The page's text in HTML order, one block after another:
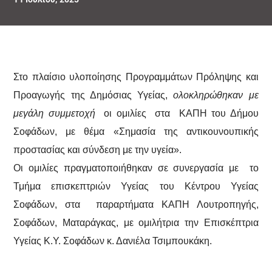
Στο πλαίσιο υλοποίησης Προγραμμάτων Πρόληψης και
Προαγωγής της Δημόσιας Υγείας,ολοκληρώθηκαν με
μεγάλη συμμετοχή
οι oμιλίες στα ΚΑΠΗ του Δήμου
Σοφάδων, με θέμα «Σημασία της αντικουνουπικής
προστασίας και σύνδεση με την υγεία».
Οι ομιλίες πραγματοποιήθηκαν σε συνεργασία με το
Τμήμα επισκεπτριών Υγείας του Κέντρου Υγείας
Σοφάδων, στα παραρτήματα ΚΑΠΗ Λουτροπηγής,
Σοφάδων, Ματαράγκας, με ομιλήτρια την Επισκέπτρια
Υγείας Κ.Υ. Σοφάδων κ. Δανιέλα Τσιμπουκάκη.